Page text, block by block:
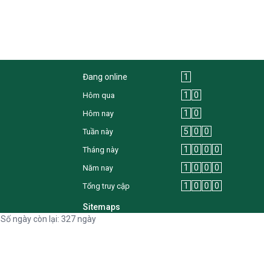
Đang online 1
Hôm qua 1 0
Hôm nay 1 0
Tuần này 5 0 0
Tháng này 1 0 0 0
Năm nay 1 0 0 0
Tổng truy cập 1 0 0 0
Sitemaps
Số ngày còn lại: 327 ngày